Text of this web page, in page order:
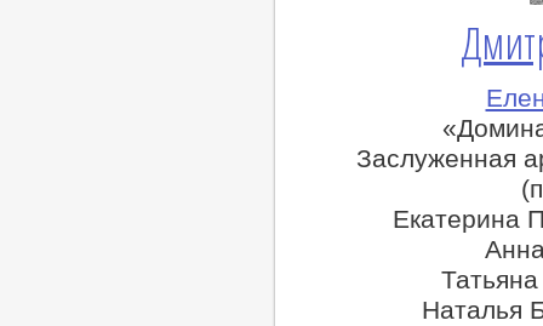
Заслуженная
Екатерина
Наталья